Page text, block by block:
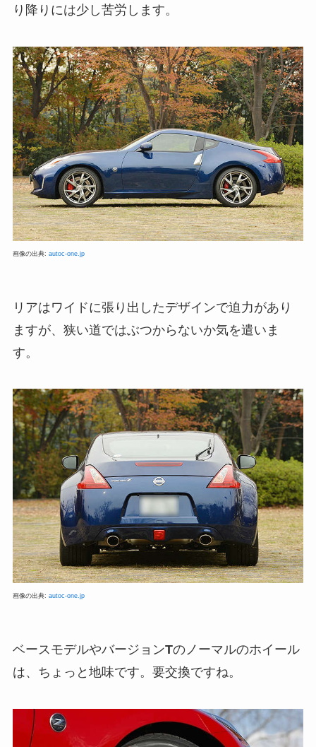
り降りには少し苦労します。
画像の出典: autoc-one.jp
リアはワイドに張り出したデザインで迫力があり
ますが、狭い道ではぶつからないか気を遣いま
す。
画像の出典: autoc-one.jp
ベースモデルやバージョンTのノーマルのホイール
は、ちょっと地味です。要交換ですね。